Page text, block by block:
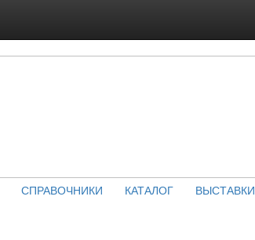
СПРАВОЧНИКИ КАТАЛОГ ВЫСТАВКИ